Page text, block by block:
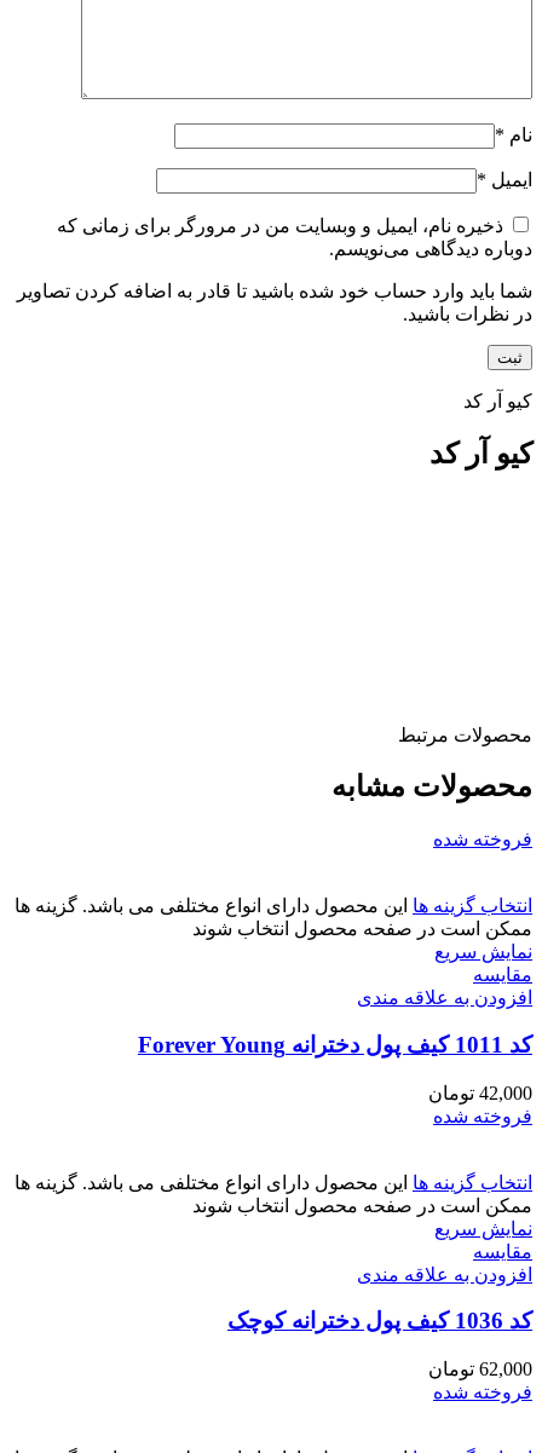
نام *
ایمیل *
ذخیره نام، ایمیل و وبسایت من در مرورگر برای زمانی که
دوباره دیدگاهی می‌نویسم.
شما باید وارد حساب خود شده باشید تا قادر به اضافه کردن تصاویر
در نظرات باشید.
کیو آر کد
کیو آر کد
محصولات مرتبط
محصولات مشابه
فروخته شده
انتخاب گزینه ها این محصول دارای انواع مختلفی می باشد. گزینه ها
ممکن است در صفحه محصول انتخاب شوند
نمایش سریع
مقايسه
افزودن به علاقه مندی
کد 1011 کیف پول دخترانه Forever Young
42,000 تومان
فروخته شده
انتخاب گزینه ها این محصول دارای انواع مختلفی می باشد. گزینه ها
ممکن است در صفحه محصول انتخاب شوند
نمایش سریع
مقايسه
افزودن به علاقه مندی
کد 1036 کیف پول دخترانه کوچک
62,000 تومان
فروخته شده